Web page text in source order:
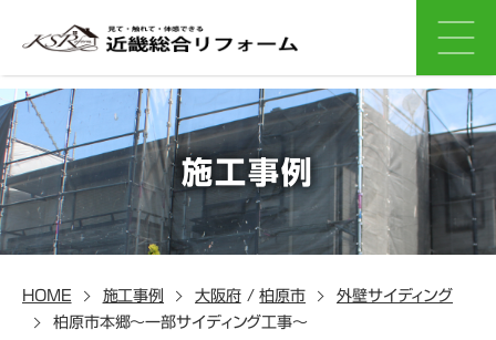
施工事例
HOME 施工事例 大阪府/柏原市
外壁サイディング
柏原市本郷～一部サイディング工事～